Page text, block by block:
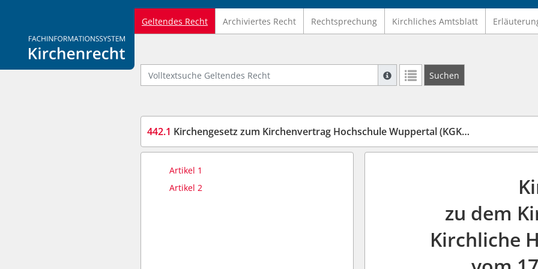
Logo Fachinformationssystem Kirchenrecht
Geltendes Recht Archiviertes Recht Rechtsprechung Kirchliches Amtsblatt
Volltextsuche Geltendes Recht
Suche mit Platzhalter "*", Bsp.
Weitere Suchoperatoren finden Sie in
Suchen
442.1 Kirchengesetz zum Kirchenvertrag Hochschule Wuppertal (KGKVKiHoWu)
Artikel 1
Artikel 2
zu dem
Kirchliche